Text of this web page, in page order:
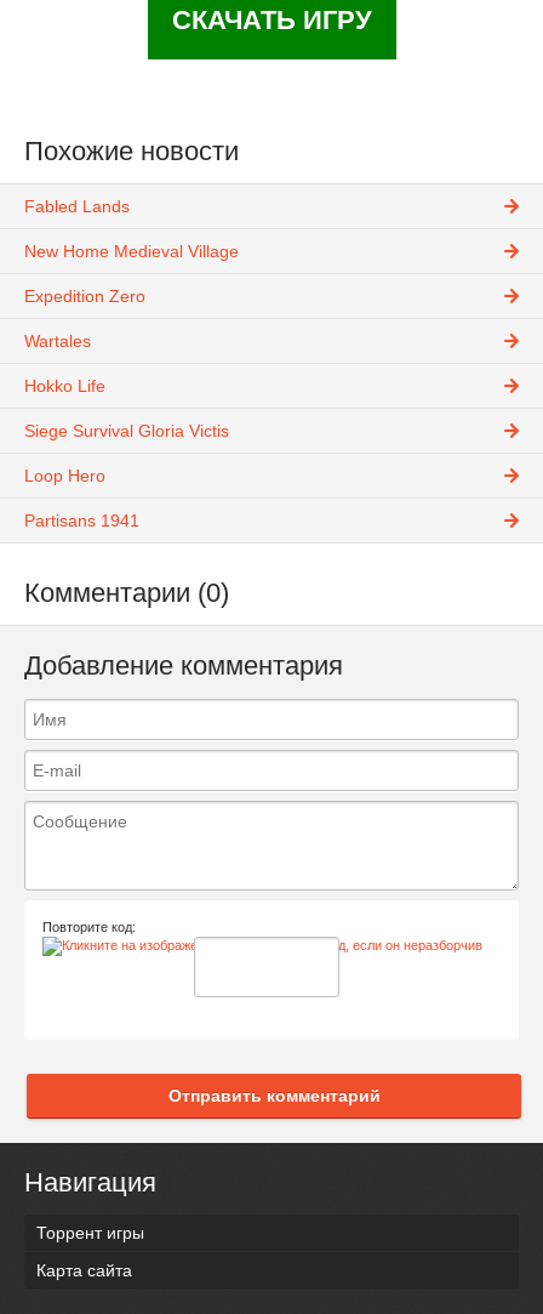
СКАЧАТЬ ИГРУ
Похожие новости
Fabled Lands
New Home Medieval Village
Expedition Zero
Wartales
Hokko Life
Siege Survival Gloria Victis
Loop Hero
Partisans 1941
Комментарии (0)
Добавление комментария
Повторите код:
Отправить комментарий
Навигация
Торрент игры
Карта сайта